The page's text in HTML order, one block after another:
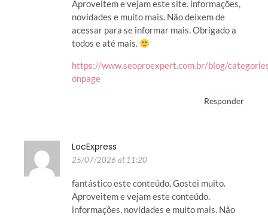
Aproveitem e vejam este site. informações,
novidades e muito mais. Não deixem de
acessar para se informar mais. Obrigado a
todos e até mais.
https://www.seoproexpert.com.br/blog/
onpage
Responder
LocExpress
25/07/2026 at 11:20
fantástico este conteúdo. Gostei muito.
Aproveitem e vejam este conteúdo.
informações, novidades e muito mais. Não